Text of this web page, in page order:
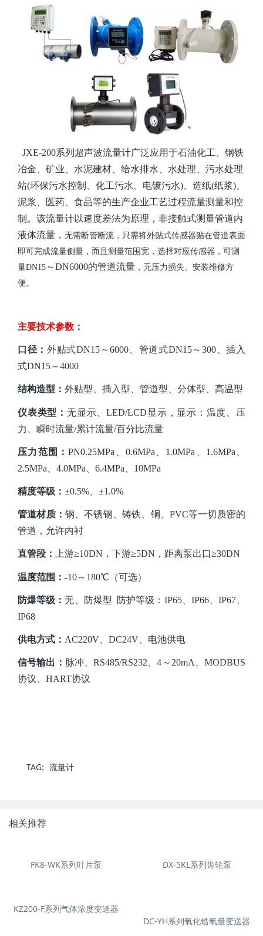
JXE-200系列超声波流量计广泛应用于石油化工、钢铁
冶金
矿业 水泥建材、 给水排水、水处理、污水处理
站(环保污水控制、化工污水、电镀污水)、造纸(纸浆)、
泥浆、医药、食品等的生产企业工艺过程流量测量和控
制 。 该流量计以速度差法为原理， 非接触式测量管道内
液体流量 ， 无需断管断流，只需将外贴式传感器贴在管道表面
即可完成流量侧量 ， 而且 测 量范围宽 ，选择对应传感器，可测
量DN15 ～DN6000的管道流量 ，无压力损失、安装维修方
便 。
主要技术参数：
口径： 外贴式DN15～6000、管道式DN15～300、插入
式DN15～4000
结构造型： 外贴型、插入型、管道型、分体型、高温型
仪表类型： 无显示、LED/LCD显示 ，显示：温度、压
力、瞬时流量/累计流量/百分比流量
压力范围：PN0.25MPa、0.6MPa、1.0MPa、1.6MPa、
2.5MPa、4.0MPa、6.4MPa
10MPa
精度等级： ±0.5%、±1.0%
管道材质： 钢、不锈钢、铸铁、铜、 PVC等一切质密的
管道，允许内衬
直管段： 上游≥10DN，下游≥5DN，距离泵出口≥30DN
温度范围： -10～180℃（可选）
防爆等级：无、防爆型 防护等级：IP65、IP66、IP67、
IP68
供电方式： AC220V、DC24V、电池供电
信号输出： 脉冲、RS485/RS232、4～20mA、MODBUS
协议、HART协议
TAG: 流量计
相关推荐
FK8-WK系列叶片泵 DX-5KL系列齿轮泵
KZ200-F系列气体浓度变送器
DC-YH系列氧化锆氧量变送器